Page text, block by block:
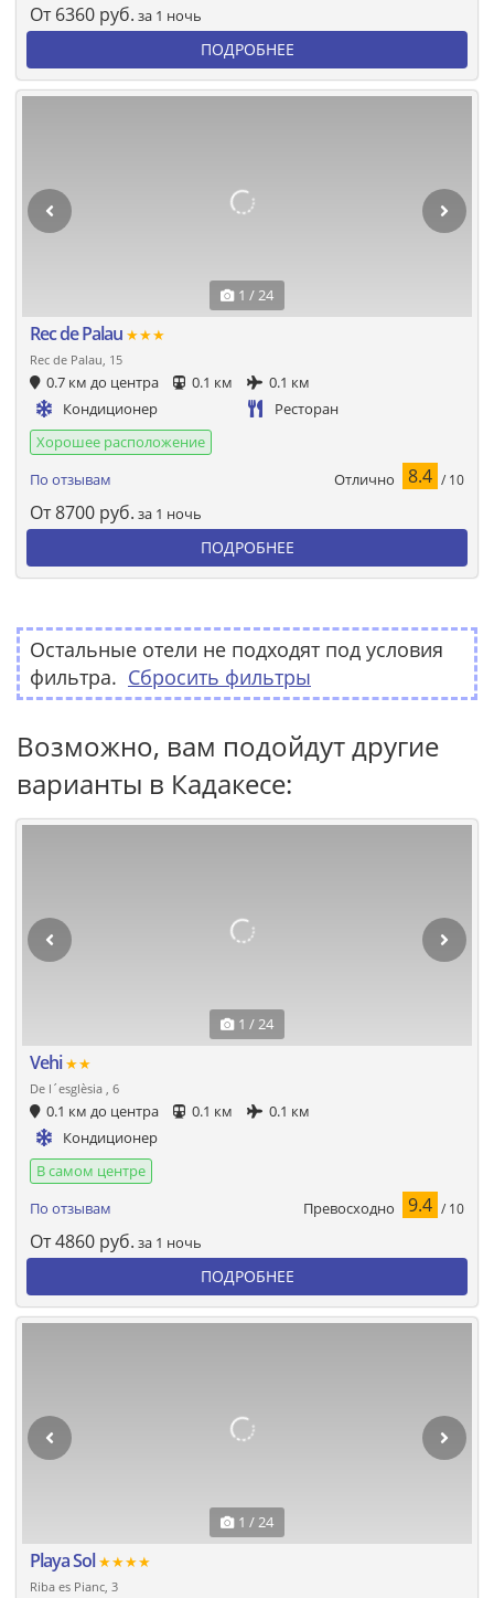
От 6360 руб. за 1 ночь
ПОДРОБНЕЕ
1 / 24
Rec de Palau ★★★
Rec de Palau, 15
0.7 км до центра 0.1 км
0.1 км
Кондиционер
Ресторан
Хорошее расположение
По отзывам
Отлично 8.4 / 10
От8700 руб. за 1 ночь
ПОДРОБНЕЕ
Остальные отели не подходят под условия
фильтра. Сбросить фильтры
Возможно, вам подойдут другие
варианты в Кадакесе:
1 / 24
Vehi★★
De l´esglèsia , 6
0.1 км до центра 0.1 км
0.1 км
Кондиционер
В самом центре
По отзывам
Превосходно 9.4 / 10
От4860 руб. за 1 ночь
ПОДРОБНЕЕ
1 / 24
Playa Sol★★★★
Riba es Pianc, 3